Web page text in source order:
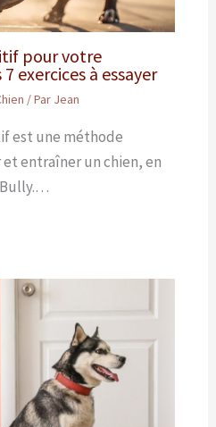
pour votre
exercices à essayer
/ Par Jean
est une méthode
entraîner un chien, en